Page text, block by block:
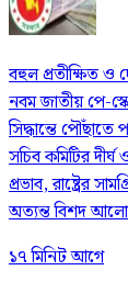
বহুল প্রতীক্ষিত ও
নবম জাতীয় পে-
সিদ্ধান্তে পৌঁছাতে
সচিব কমিটির
প্রভাব, রাষ্ট্রের
অত্যন্ত বিশদ
১৭ মিনিট আগে